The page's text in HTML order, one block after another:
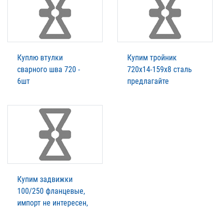
Куплю втулки
сварного шва 720 -
6шт
Купим тройник
720х14-159х8 сталь
предлагайте
Купим задвижки
100/250 фланцевые,
импорт не интересен,